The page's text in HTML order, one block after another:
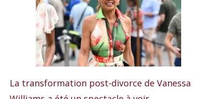
La transformation post-divorce de Vanessa